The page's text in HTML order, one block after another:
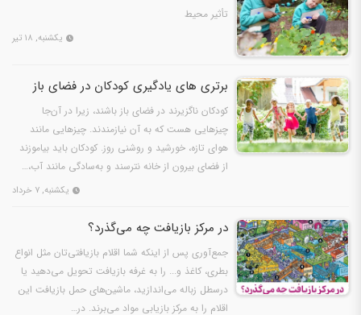
تأثیر محیط
یکشنبه, ۱۸ تیر
برتری های یادگیری کودکان در فضای باز
کودکان ناگزیرند در فضای باز باشند، زیرا در آن‌جا
چیزهایی هست که به‌ آن نیازمندند. چیزهایی مانند
هوای تازه، خورشید و روشنی روز. کودکان باید بیاموزند
از فضای بیرون از خانه نترسند و به‌سادگی مانند آب،…
یکشنبه, ۷ خرداد
در مرکز بازیافت چه می‌گذرد؟
جمع‌آوری پس از اینکه شما اقلام بازیافتی‌تان مثل انواع
بطری، کاغذ و... را به غرفه بازیافت تحویل می‌دهید یا
درسطل زباله می‌‌اندازید، ماشین‌های حمل بازیافت این
اقلام را به مرکز بازیابی مواد می‌برند. در…